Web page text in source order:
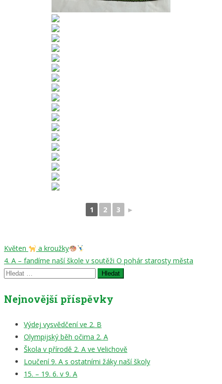
1 2 3 ►
Navigace
pro
příspěvek
Květen
a kroužky
4. A – fandíme naší škole v soutěži O pohár starosty města
Vyhledávání
Nejnovější příspěvky
Výdej vysvědčení ve 2. B
Olympijský běh očima 2. A
Škola v přírodě 2. A ve Velichově
Loučení 9. A s ostatními žáky naší školy
15. – 19. 6. v 9. A